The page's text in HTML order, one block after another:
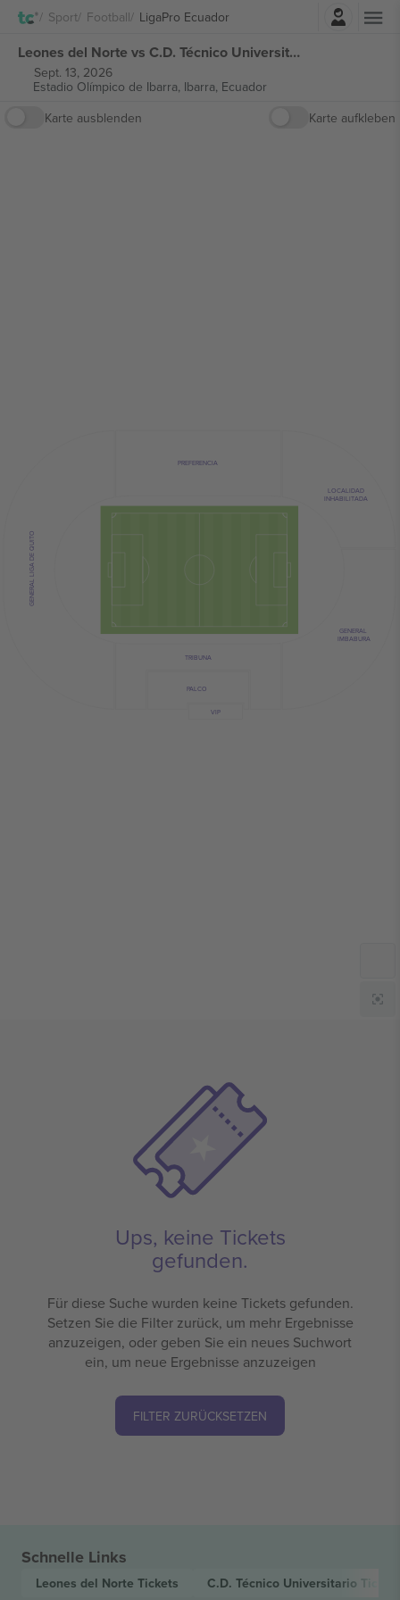
Sport Football LigaPro EcuadorEinloggen
Leones del Norte vs C.D. Técnico Universitario LigaPro Ecuador tickets
Sept. 13, 2026
Estadio Olímpico de Ibarra, Ibarra, Ecuador
Karte ausblenden
Karte aufkleben
PREFERENCIA
LOCALIDAD
INHABILITADA
GENERAL
IMBABURA
TRIBUNA
GENERAL LIGA DE QUITO
PALCO
VIP
Ups, keine Tickets
gefunden.
Für diese Suche wurden keine Tickets gefunden.
Setzen Sie die Filter zurück, um mehr Ergebnisse
anzuzeigen, oder geben Sie ein neues Suchwort
ein, um neue Ergebnisse anzuzeigen
FILTER ZURÜCKSETZEN
Schnelle Links
Leones del Norte Tickets C.D. Técnico Universitario